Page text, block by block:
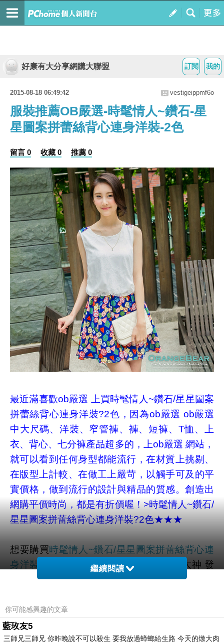
我的
訂閱
好康有大分享網購大聯盟
2015-08-18 06:49:42 vestigeippmf6o
服裝推薦OB嚴選-時髦情人~鑽石-星
星圖案拼蕾絲背心連身洋裝-2色
留言 0 收藏 0 推薦 0
最近滿喜歡ob嚴選 上買時髦情人~鑽石/星星圖案
拼蕾絲背心連身洋裝?2色 ，因為ob嚴選 ob嚴選
中大尺碼、洋裝、窄管褲、褲、短褲、T恤、上
衣、背心、七分褲產品超多的，上ob嚴選 網站，
就可以看到任何身型都能流行，在材質上挑剔、
在版型上計較、在做工上嚴苛，以觸手可及的平
實價格，做到流行的設計與精品的質感。創造出
網購平價時尚，都是有折價喔！>時髦情人~鑽石/
星星圖案拼蕾絲背心連身洋裝?2色★★★
想要購買時髦情人~鑽石/星星圖案拼蕾絲背心連
身洋裝?2色
已經想很多天了!也求助谷哥大神 發
時髦情人~鑽石/星星圖案拼蕾絲背心連身洋裝?
大尺碼、洋裝、窄管褲、褲、短褲、T恤、上
衣、背心、七分褲
繼續閱讀
你可能感興趣的文章
藍玫友5
三師兄三師兄 你昨晚說不可以殺生 要我放過蟑螂給生路 今天的燉大肉